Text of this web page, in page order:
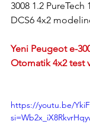
3008 1.2 PureTech
DCS6 4x2
Yeni Peugeot e-
Otomatik 4x2 test
https://youtu.be/